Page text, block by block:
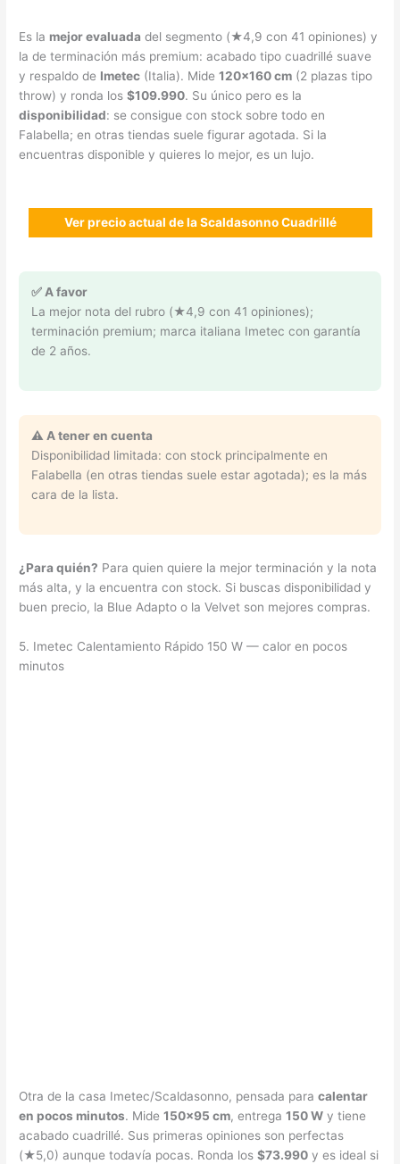
Es la mejor evaluada del segmento (★4,9 con 41 opiniones) y
la de terminación más premium: acabado tipo cuadrillé suave
y respaldo de Imetec (Italia). Mide120×160 cm (2 plazas tipo
throw) y ronda los$109.990. Su único pero es la
disponibilidad: se consigue con stock sobre todo en
Falabella; en otras tiendas suele figurar agotada. Si la
encuentras disponible y quieres lo mejor, es un lujo.
Ver precio actual de la Scaldasonno Cuadrillé
✅ A favor
La mejor nota del rubro (★4,9 con 41 opiniones);
terminación premium; marca italiana Imetec con garantía
de 2 años.
⚠️ A tener en cuenta
Disponibilidad limitada: con stock principalmente en
Falabella (en otras tiendas suele estar agotada); es la más
cara de la lista.
¿Para quién? Para quien quiere la mejor terminación y la nota
más alta, y la encuentra con stock. Si buscas disponibilidad y
buen precio, la Blue Adapto o la Velvet son mejores compras.
5. Imetec Calentamiento Rápido 150 W — calor en pocos
minutos
Otra de la casa Imetec/Scaldasonno, pensada paracalentar
en pocos minutos. Mide150×95 cm, entrega150 W y tiene
acabado cuadrillé. Sus primeras opiniones son perfectas
(★5,0) aunque todavía pocas. Ronda los$73.990 y es ideal si